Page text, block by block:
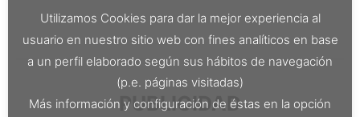
PUBLICIDAD
Utilizamos Cookies para dar la mejor experiencia al
usuario en nuestro sitio web con fines analíticos en base
a un perfil elaborado según sus hábitos de navegación
(p.e. páginas visitadas)
Más información y configuración de éstas en la opción